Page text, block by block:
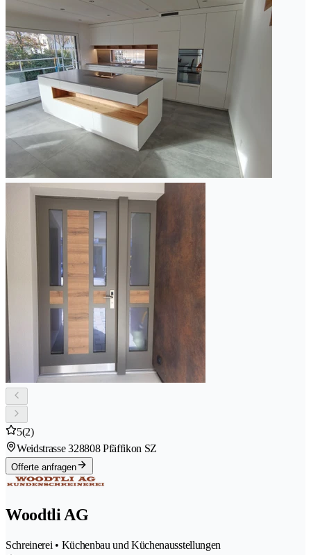
5(2)
Weidstrasse 328808 Pfäffikon SZ
Offerte anfragen
Woodtli AG
Schreinerei • Küchenbau und Küchenausstellungen